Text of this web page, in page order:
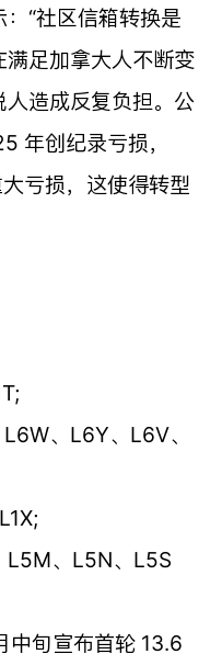
“社区信箱转换是
足加拿大人不断变
造成反复负担。公
年创纪录亏损，
亏损，这使得转型
、L6Y、L6V、
L5M、L5N、L5S
中旬宣布首轮 13.6